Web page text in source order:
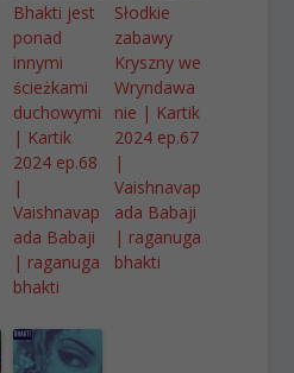
Bhakti jest
ponad
innymi
ścieżkami
duchowymi
| Kartik
2024 ep.68
|
Vaishnavap
ada Babaji
| raganuga
bhakti
Słodkie
zabawy
Kryszny we
Wryndawa
nie | Kartik
2024 ep.67
|
Vaishnavap
ada Babaji
| raganuga
bhakti